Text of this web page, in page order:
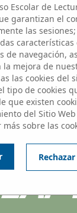
Escolar de
garantizan el
las
de navegación,
mejora de
las cookies del
tipo de cookies
que existen
del Sitio
más sobre las
Rechazar